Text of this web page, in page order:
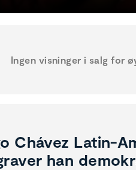
Ingen visninger i salg for
Chávez Latin-
han